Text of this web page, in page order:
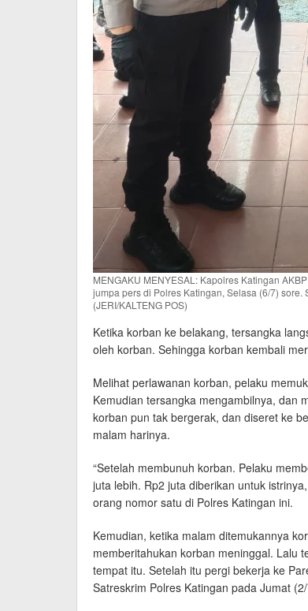
MENGAKU MENYESAL: Kapolres Katingan
jumpa pers di Polres Katingan, Selasa (6/7)
(JERI/KALTENG POS)
Ketika korban ke belakang, tersangka
oleh korban. Sehingga korban kembali
Melihat perlawanan korban, pelaku
Kemudian tersangka mengambilnya, dan
korban pun tak bergerak, dan diseret ke
malam harinya.
“Setelah membunuh korban. Pelaku
juta lebih. Rp2 juta diberikan untuk
orang nomor satu di Polres Katingan ini.
Kemudian, ketika malam ditemukannya
memberitahukan korban meninggal. Lalu
tempat itu. Setelah itu pergi bekerja ke
Satreskrim Polres Katingan pada Jumat